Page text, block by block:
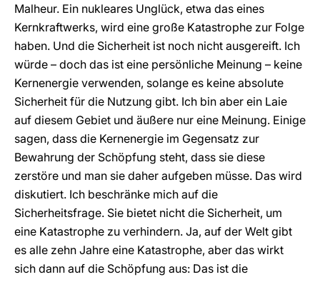
Malheur. Ein nukleares Unglück, etwa das eines
Kernkraftwerks, wird eine große Katastrophe zur Folge
haben. Und die Sicherheit ist noch nicht ausgereift. Ich
würde – doch das ist eine persönliche Meinung – keine
Kernenergie verwenden, solange es keine absolute
Sicherheit für die Nutzung gibt. Ich bin aber ein Laie
auf diesem Gebiet und äußere nur eine Meinung. Einige
sagen, dass die Kernenergie im Gegensatz zur
Bewahrung der Schöpfung steht, dass sie diese
zerstöre und man sie daher aufgeben müsse. Das wird
diskutiert. Ich beschränke mich auf die
Sicherheitsfrage. Sie bietet nicht die Sicherheit, um
eine Katastrophe zu verhindern. Ja, auf der Welt gibt
es alle zehn Jahre eine Katastrophe, aber das wirkt
sich dann auf die Schöpfung aus: Das ist die